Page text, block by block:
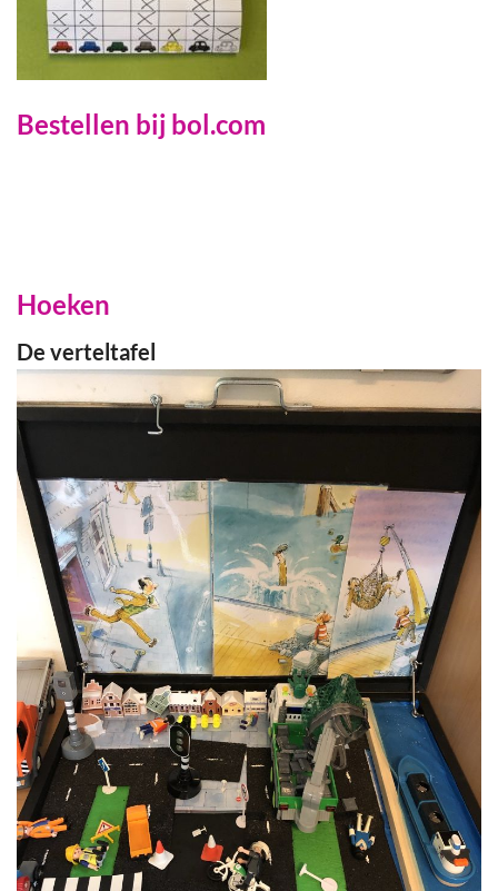
Bestellen bij bol.com
Hoeken
De verteltafel